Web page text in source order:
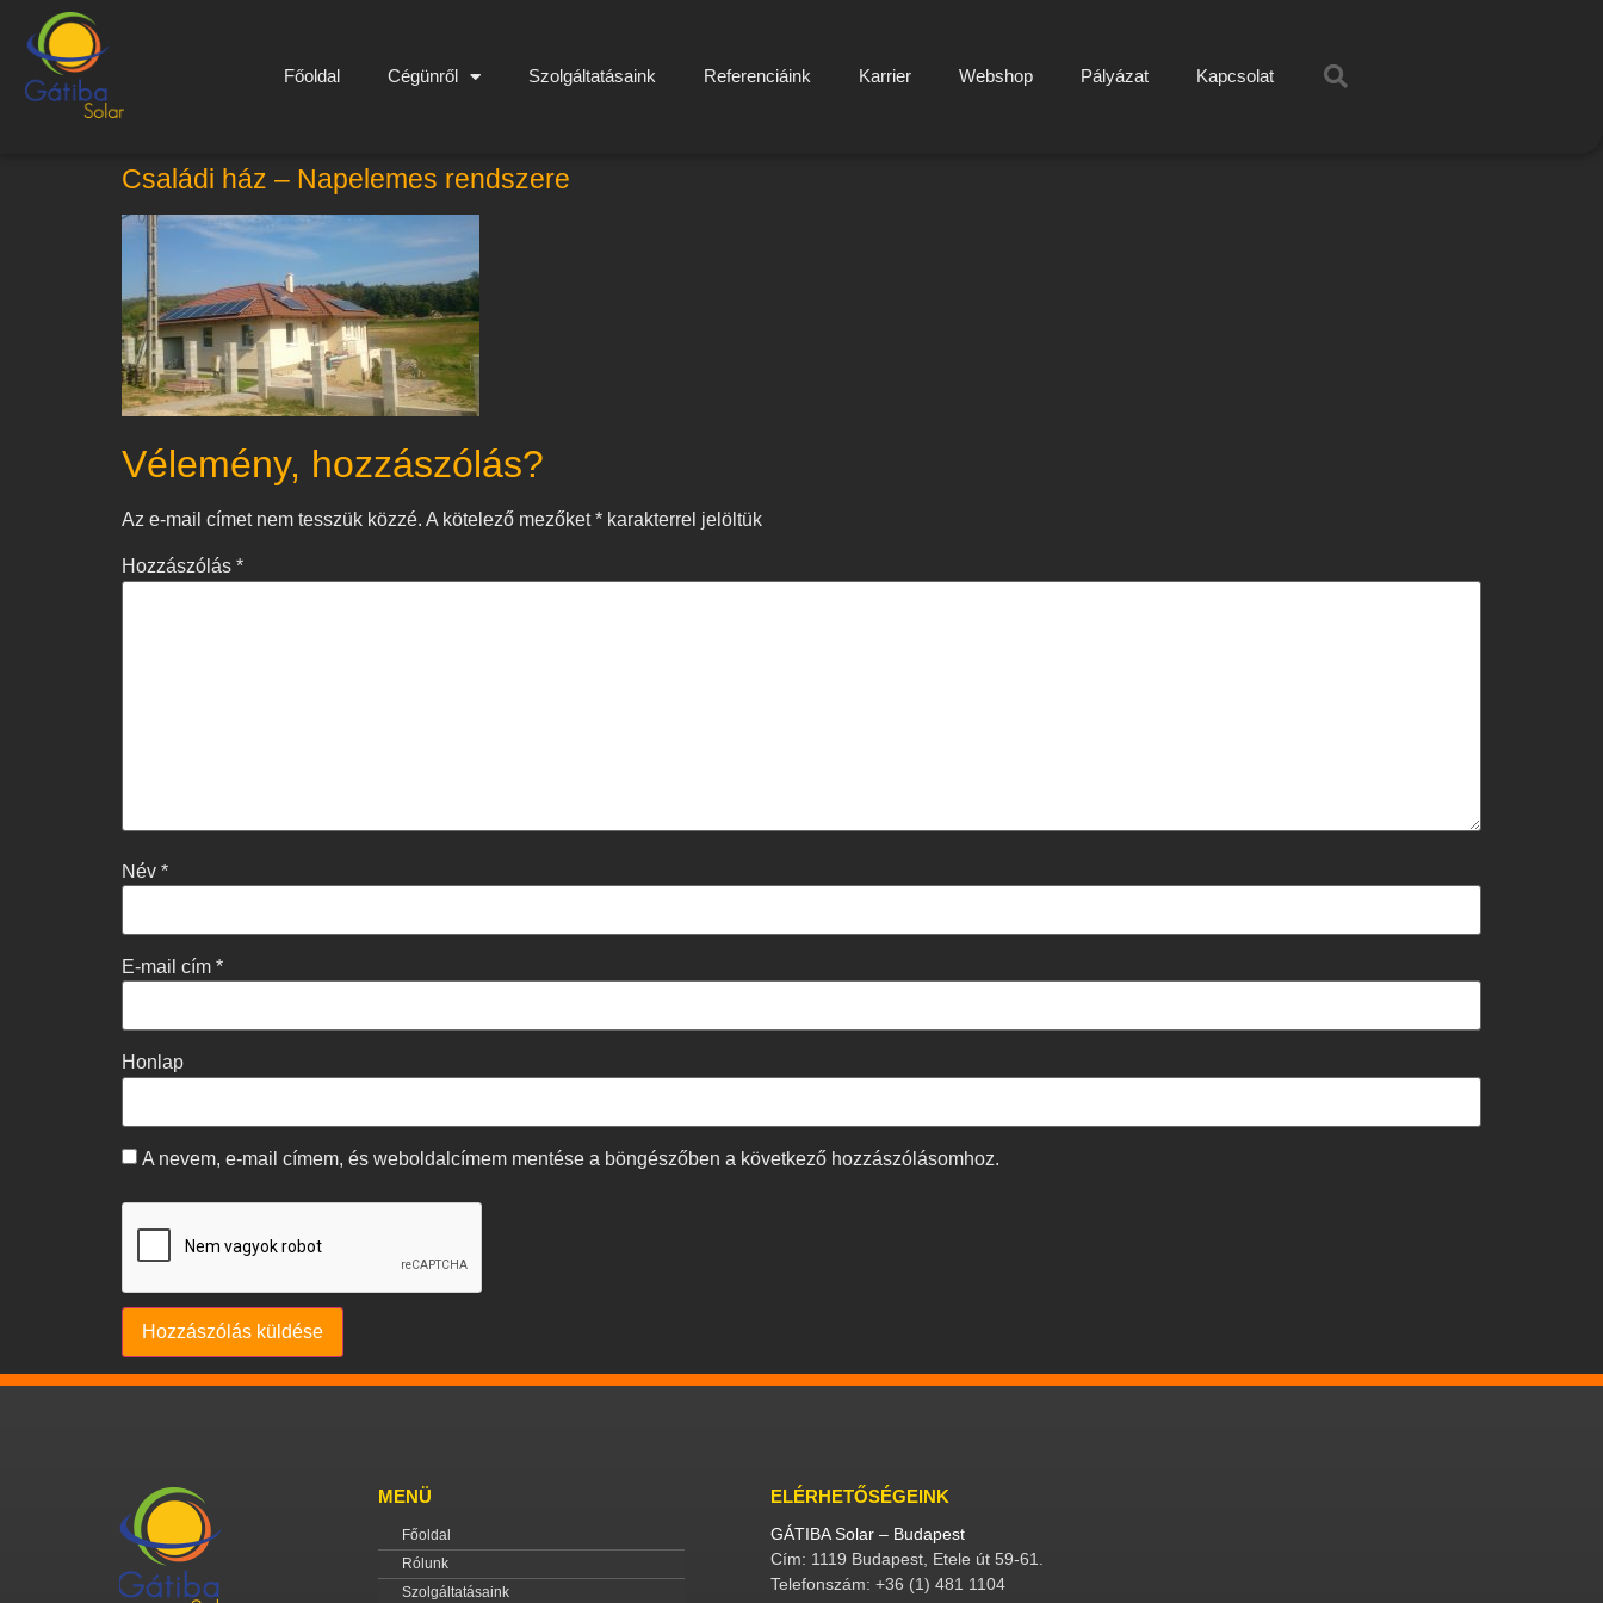
Főoldal Cégünről Szolgáltatásaink Referenciáink Karrier Webshop Pályázat Kapcsolat
Családi ház – Napelemes rendszere
Vélemény, hozzászólás?
Az e-mail címet nem tesszük közzé. A kötelező mezőket* karakterrel jelöltük
Hozzászólás *
Név *
E-mail cím *
Honlap
A nevem, e-mail címem, és weboldalcímem mentése a böngészőben a következő hozzászólásomhoz.
MENÜ
Főoldal
Rólunk
Szolgáltatásaink
ELÉRHETŐSÉGEINK
GÁTIBA Solar – Budapest
Cím: 1119 Budapest, Etele út 59-61.
Telefonszám: +36 (1) 481 1104